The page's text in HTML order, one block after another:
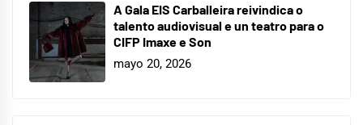
A Gala EIS Carballeira reivindica o
talento audiovisual e un teatro para o
CIFP Imaxe e Son
mayo 20, 2026